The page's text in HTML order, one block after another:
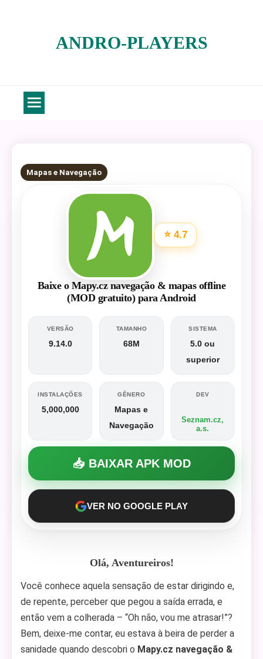
ANDRO-PLAYERS
6 MINS READ
Mapas e Navegação
⭐ 4.7
Baixe o Mapy.cz navegação & mapas offline
(MOD gratuito) para Android
VERSÃO
9.14.0
TAMANHO
68M
SISTEMA
5.0 ou
superior
INSTALAÇÕES
5,000,000
GÊNERO
Mapas e
Navegação
DEV
Seznam.cz,
a.s.
📥 BAIXAR APK MOD
VER NO GOOGLE PLAY
Olá, Aventureiros!
Você conhece aquela sensação de estar dirigindo e,
de repente, perceber que pegou a saída errada, e
então vem a colherada – “Oh não, vou me atrasar!”?
Bem, deixe-me contar, eu estava à beira de perder a
sanidade quando descobri o Mapy.cz navegação &